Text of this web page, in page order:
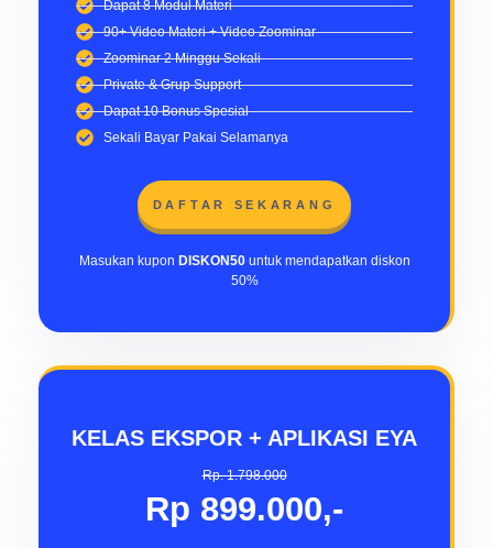
Dapat 8 Modul Materi
90+ Video Materi + Video Zoominar
Zoominar 2 Minggu Sekali
Private & Grup Support
Dapat 10 Bonus Spesial
Sekali Bayar Pakai Selamanya
DAFTAR SEKARANG
Masukan kupon DISKON50 untuk mendapatkan diskon
50%
KELAS EKSPOR + APLIKASI EYA
Rp. 1.798.000
Rp 899.000,-